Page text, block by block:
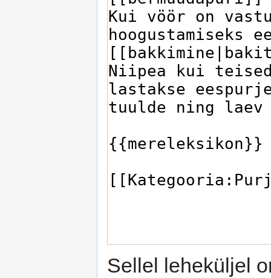
Sellel leheküljel